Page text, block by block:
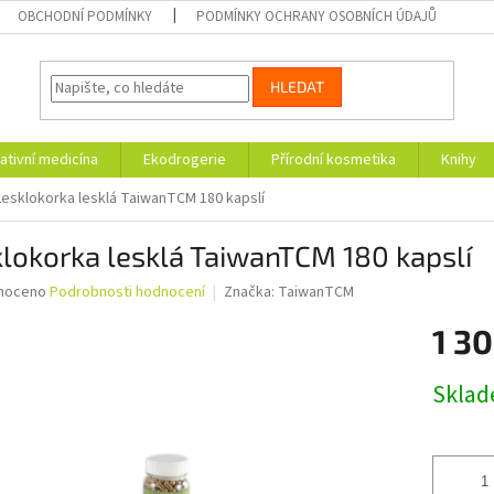
OBCHODNÍ PODMÍNKY PODMÍNKY OCHRANY OSOBNÍCH ÚDAJŮ
HLEDAT
medicína Ekodrogerie Přírodní kosmetika Knihy
lesklá TaiwanTCM 180 kapslí
lesklá TaiwanTCM 180 kapslí
Podrobnosti hodnocení Značka: TaiwanTCM
1
cena: